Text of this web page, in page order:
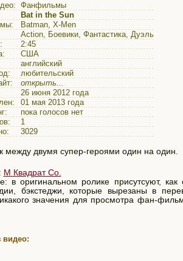
Фанфильмы
Bat in the Sun
Batman, X-Men
Action, Боевики, Фантастика, Дуэль
2:45
США
английский
любительский
открыть...
26 июня 2012 года
01 мая 2013 года
пока голосов нет
1
3029
между двумя супер-героями один на один.
M Квадрат Co.
в оригинальном ролике присутсуют, как
бэкстеджи, которые вырезаны в
значения для просмотра фан-
видео: